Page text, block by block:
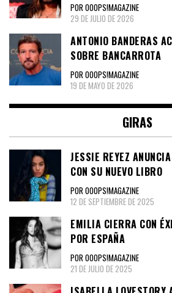
POR OOOPS!MAGAZINE
29 DE JULIO DE 2026
ANTONIO BANDERAS
SOBRE BANCARROTA
POR OOOPS!MAGAZINE
19 DE MAYO DE 2026
GIRAS
JESSIE REYEZ
CON SU NUEVO LIBRO
POR OOOPS!MAGAZINE
12 DE SEPTIEMBRE DE 2025
EMILIA CIERRA CON
POR ESPAÑA
POR OOOPS!MAGAZINE
21 DE JULIO DE 2025